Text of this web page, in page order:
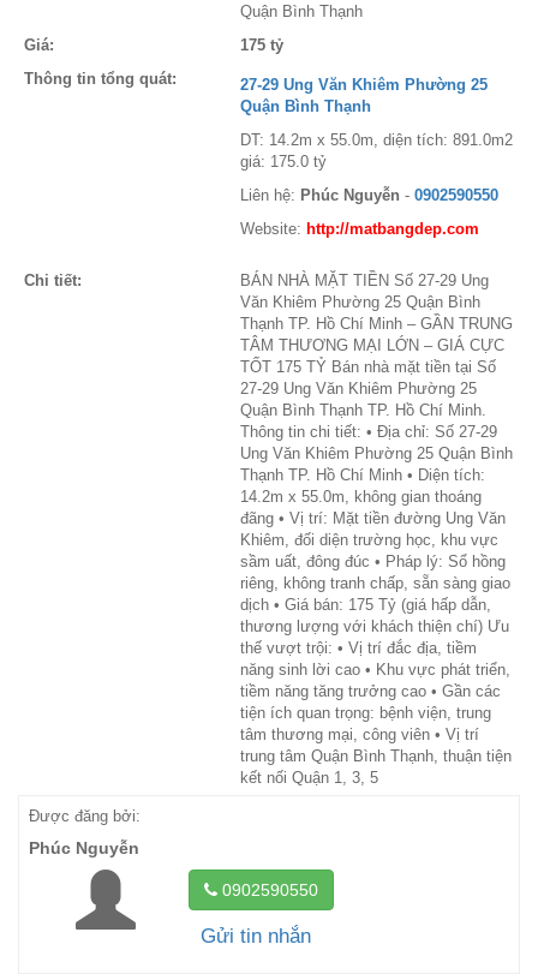
Quận Bình Thạnh
Giá:
175 tỷ
Thông tin tổng quát:
27-29 Ung Văn Khiêm Phường 25
Quận Bình Thạnh
DT: 14.2m x 55.0m, diện tích: 891.0m2
giá: 175.0 tỷ
Liên hệ: Phúc Nguyễn - 0902590550
Website: http://matbangdep.com
Chi tiết:
BÁN NHÀ MẶT TIỀN Số 27-29 Ung
Văn Khiêm Phường 25 Quận Bình
Thạnh TP. Hồ Chí Minh – GẦN TRUNG
TÂM THƯƠNG MẠI LỚN – GIÁ CỰC
TỐT 175 TỶ Bán nhà mặt tiền tại Số
27-29 Ung Văn Khiêm Phường 25
Quận Bình Thạnh TP. Hồ Chí Minh.
Thông tin chi tiết: • Địa chỉ: Số 27-29
Ung Văn Khiêm Phường 25 Quận Bình
Thạnh TP. Hồ Chí Minh • Diện tích:
14.2m x 55.0m, không gian thoáng
đãng • Vị trí: Mặt tiền đường Ung Văn
Khiêm, đối diện trường học, khu vực
sầm uất, đông đúc • Pháp lý: Sổ hồng
riêng, không tranh chấp, sẵn sàng giao
dịch • Giá bán: 175 Tỷ (giá hấp dẫn,
thương lượng với khách thiện chí) Ưu
thế vượt trội: • Vị trí đắc địa, tiềm
năng sinh lời cao • Khu vực phát triển,
tiềm năng tăng trưởng cao • Gần các
tiện ích quan trọng: bệnh viện, trung
tâm thương mại, công viên • Vị trí
trung tâm Quận Bình Thạnh, thuận tiện
kết nối Quận 1, 3, 5
Được đăng bởi:
Phúc Nguyễn
0902590550
Gửi tin nhắn